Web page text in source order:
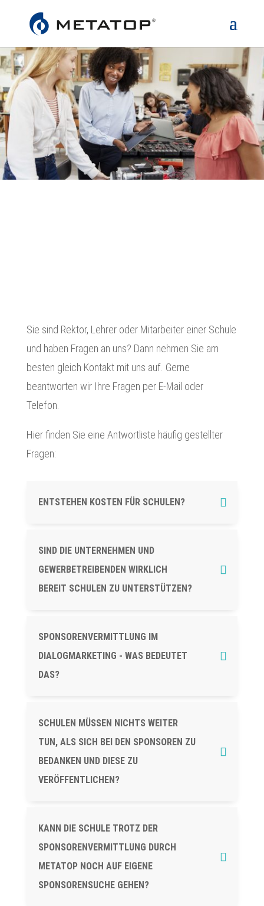
Sie sind Rektor, Lehrer oder Mitarbeiter einer Schule
und haben Fragen an uns? Dann nehmen Sie am
besten gleich Kontakt mit uns auf. Gerne
beantworten wir Ihre Fragen per E-Mail oder
Telefon.
Hier finden Sie eine Antwortliste häufig gestellter
Fragen:
ENTSTEHEN KOSTEN FÜR SCHULEN?
SIND DIE UNTERNEHMEN UND
GEWERBETREIBENDEN WIRKLICH
BEREIT SCHULEN ZU UNTERSTÜTZEN?
SPONSORENVERMITTLUNG IM
DIALOGMARKETING - WAS BEDEUTET
DAS?
SCHULEN MÜSSEN NICHTS WEITER
TUN, ALS SICH BEI DEN SPONSOREN ZU
BEDANKEN UND DIESE ZU
VERÖFFENTLICHEN?
KANN DIE SCHULE TROTZ DER
SPONSORENVERMITTLUNG DURCH
METATOP NOCH AUF EIGENE
SPONSORENSUCHE GEHEN?